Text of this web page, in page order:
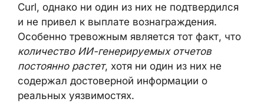
Curl, однако ни один из них не подтвердился
и не привел к выплате вознаграждения.
Особенно тревожным является тот факт, что
количество ИИ-генерируемых отчетов
постоянно растет, хотя ни один из них не
содержал достоверной информации о
реальных уязвимостях.